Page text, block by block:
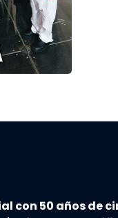
50 años de